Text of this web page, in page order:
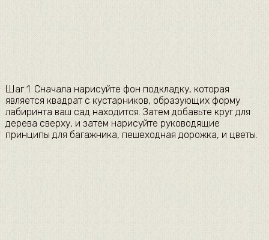
Шаг 1. Сначала нарисуйте фон подкладку, которая
является квадрат с кустарников, образующих форму
лабиринта ваш сад находится. Затем добавьте круг для
дерева сверху, и затем нарисуйте руководящие
принципы для багажника, пешеходная дорожка, и цветы.